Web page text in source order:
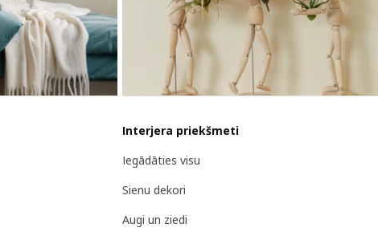
Interjera priekšmeti
Iegādāties visu
Sienu dekori
Augi un ziedi